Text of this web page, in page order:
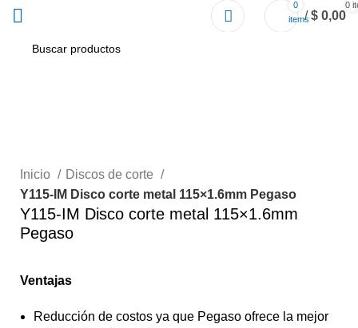
0
items
0
/ $ 0,00
Inicio
Discos de corte
Y115-IM Disco corte metal 115×1.6mm Pegaso
Y115-IM Disco corte metal 115×1.6mm
Pegaso
Ventajas
Reducción de costos ya que Pegaso ofrece la mejor